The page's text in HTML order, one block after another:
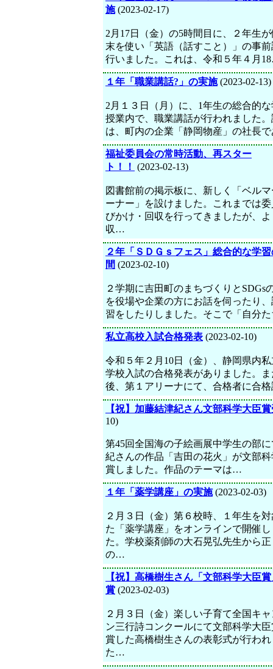
施(2023-02-17)
2月17日（金）の5時間目に、２年生
末を使い「英語（話すこと）」の事
行いました。これは、令和５年４月
１年「職業講話?」の実施(2023-02-13)
2月１３日（月）に、1年生の総合的
授業内で、職業講話が行われました
は、町内の企業「静岡物産」の社長
福祉委員会の常時活動、再スター
ト！！ (2023-02-13)
図書館前の掲示板に、新しく「ベル
ーナー」を設けました。これまでは
びかけ・回収を行ってきましたが、
収…
２年「ＳＤＧｓフェス」総合的な学
間 (2023-02-10)
２学期に吉田町のまちづくりとSDGs
を役場や企業の方にお話を伺ったり
習をしたりしました。そこで「自分
私立高校入試合格発表 (2023-02-10)
令和５年２月10日（金）、静岡県内
学校入試の合格発表がありました。
後、第１アリーナにて、合格者に合
【祝】加藤結津紀さん文部科学大臣
10)
第45回全国海の子絵画展中学生の部
紀さんの作品「吉田の花火」が文部
賞しました。作品のテーマは…
１年「薬学講座」の実施(2023-02-03)
２月３日（金）第６校時、１年生を
た「薬学講座」をオンラインで開催
た。学校薬剤師の大石晃弘先生から
の…
【祝】高橋樹生さん「文部科学大臣
賞 (2023-02-03)
２月３日（金）楽しい子育て全国キ
ン三行詩コンクールにて文部科学大
賞した高橋樹生さんの表彰式が行わ
た…